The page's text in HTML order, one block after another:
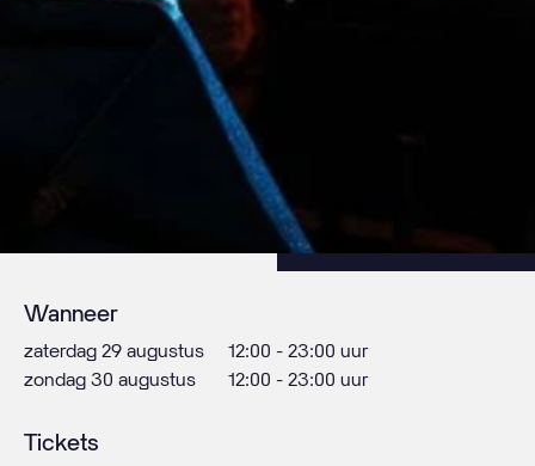
Wanneer
zaterdag 29 augustus
12:00 - 23:00 uur
zondag 30 augustus
12:00 - 23:00 uur
Tickets